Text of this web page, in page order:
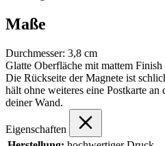
Maße
Durchmesser: 3,8 cm
Glatte Oberfläche mit mattem Finish
Die Rückseite der Magnete ist
hält ohne weiteres eine Postkarte
deiner Wand.
Eigenschaften